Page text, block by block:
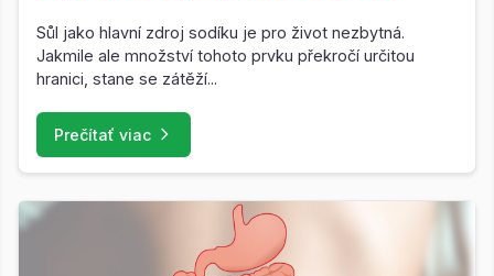
Sůl jako hlavní zdroj sodíku je pro život nezbytná.
Jakmile ale množství tohoto prvku překročí určitou
hranici, stane se zátěží...
Prečítať viac